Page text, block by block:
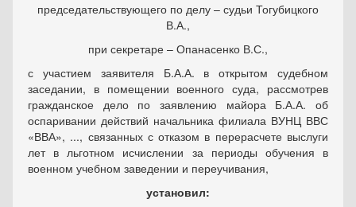
председательствующего по делу – судьи Тогубицкого
В.А.,
при секретаре – Опанасенко В.С.,
с участием заявителя Б.А.А. в открытом судебном
заседании, в помещении военного суда, рассмотрев
гражданское дело по заявлению майора Б.А.А. об
оспаривании действий начальника филиала ВУНЦ ВВС
«ВВА», ..., связанных с отказом в перерасчете выслуги
лет в льготном исчислении за периоды обучения в
военном учебном заведении и переучивания,
установил: